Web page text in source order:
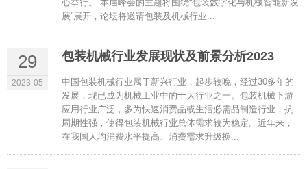
心举行。 本届峰会的主题将围绕“包装数字化与机械智能新发
展”展开，论坛将邀请包装及机械行业...
29
2023-05
包装机械行业发展现状及前景分析2023
中国包装机械行业属于新兴行业，起步较晚，经过30多年的
发展，现已成为机械工业中的十大行业之一。包装机械下游
应用行业广泛，多为快速消费品或生活必需品制造行业，抗
周期性强，使得包装机械行业总体需求较为稳定。近年来，
在我国人均消费水平提高、消费需求升级换...